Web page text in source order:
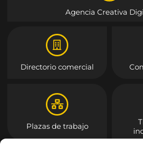
Agencia Creativa
Directorio comercial
Plazas de trabajo